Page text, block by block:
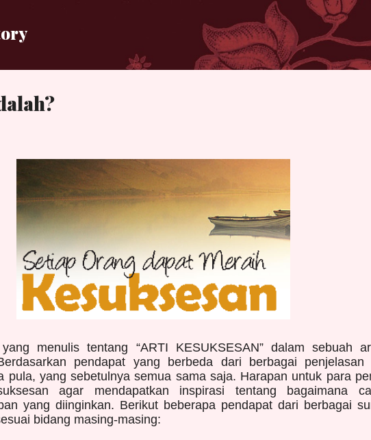
menulis tentang “ARTI KESUKSESAN” dalam sebuah
pendapat yang berbeda dari berbagai
pula, yang sebetulnya semua sama saja. Harapan untuk para
agar mendapatkan inspirasi tentang bagaimana
yang diinginkan. Berikut beberapa pendapat dari berbagai
bidang masing-masing: